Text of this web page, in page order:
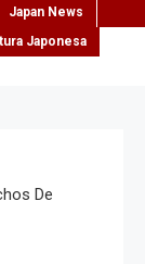
Japan News
Japonesa
De